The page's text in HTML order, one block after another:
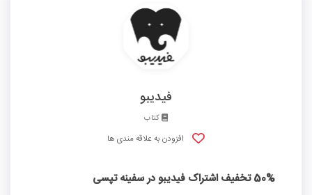
فیدیبو
کتاب
افزودن به علاقه مندی ها
50% تخفیف اشتراک فیدیبو در سفینه تپسی